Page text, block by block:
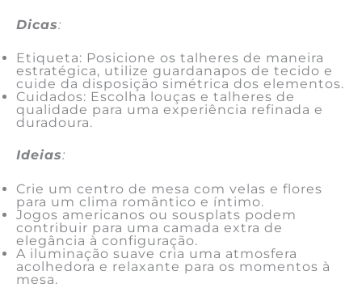
Dicas:
Etiqueta: Posicione os talheres de maneira
estratégica, utilize guardanapos de tecido e
cuide da disposição simétrica dos elementos.
Cuidados: Escolha louças e talheres de
qualidade para uma experiência refinada e
duradoura.
Ideias:
Crie um centro de mesa com velas e flores
para um clima romântico e íntimo.
Jogos americanos ou sousplats podem
contribuir para uma camada extra de
elegância à configuração.
A iluminação suave cria uma atmosfera
acolhedora e relaxante para os momentos à
mesa.